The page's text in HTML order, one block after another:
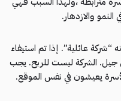
والازدهار.
عائلية”. إذا تم استيفاء
جيل. الشركة ليست للربح. يجب
يعيشون في نفس الموقع.